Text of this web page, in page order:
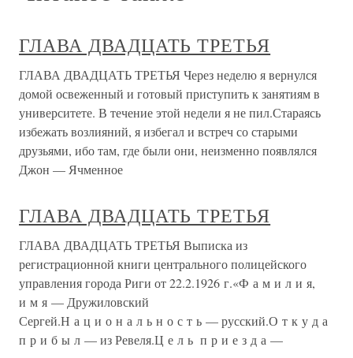
ГЛАВА ДВАДЦАТЬ ТРЕТЬЯ
ГЛАВА ДВАДЦАТЬ ТРЕТЬЯ Через неделю я вернулся
домой освеженный и готовый приступить к занятиям в
университете. В течение этой недели я не пил.Стараясь
избежать возлияний, я избегал и встреч со старыми
друзьями, ибо там, где были они, неизменно появлялся
Джон — Ячменное
ГЛАВА ДВАДЦАТЬ ТРЕТЬЯ
ГЛАВА ДВАДЦАТЬ ТРЕТЬЯ Выписка из
регистрационной книги центрального полицейского
управления города Риги от 22.2.1926 г.«Ф а м и л и я,
и м я — Дружиловский
Сергей.Н а ц и о н а л ь н о с т ь — русский.О т к у д а
п р и б ы л — из Ревеля.Ц е л ь п р и е з д а —